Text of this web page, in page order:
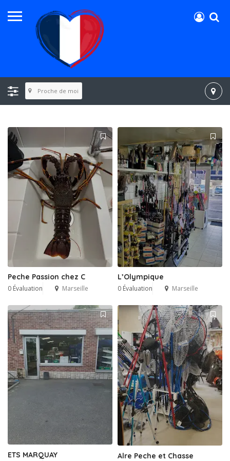
Proche de moi
Peche Passion chez C
0 Évaluation Marseille
L’Olympique
0 Évaluation Marseille
ETS MARQUAY Alre Peche et Chasse